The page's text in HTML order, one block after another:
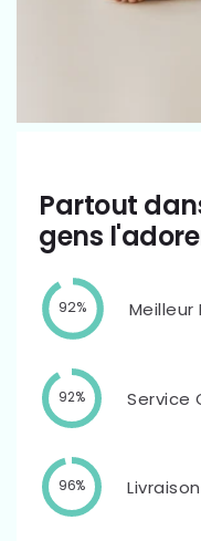
Partout
gens
92%
92% Service
96%